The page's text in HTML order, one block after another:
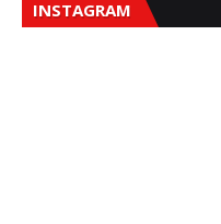
INSTAGRAM